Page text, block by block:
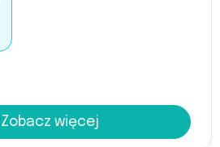
Zobacz więcej